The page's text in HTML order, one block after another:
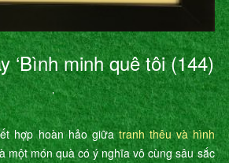
‘Bình minh quê tôi (144)
’
hợp hoàn hảo giữatranh thêu và hình
một món quà có ý nghĩa vô cùng sâu sắc